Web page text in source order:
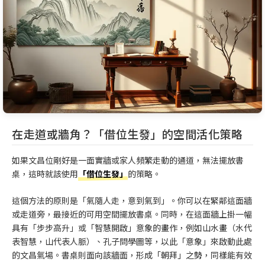
在走道或牆角？「借位生發」的空間活化策略
如果文昌位剛好是一面實牆或家人頻繁走動的通道，無法擺放書
桌，這時就該使用 「借位生發」的策略。
這個方法的原則是「氣隨人走，意到氣到」。你可以在緊鄰這面牆
或走道旁，最接近的可用空間擺放書桌。同時，在這面牆上掛一幅
具有「步步高升」或「智慧開啟」意象的畫作，例如山水畫（水代
表智慧，山代表人脈）、孔子問學圖等，以此「意象」來啟動此處
的文昌氣場。書桌則面向該牆面，形成「朝拜」之勢，同樣能有效